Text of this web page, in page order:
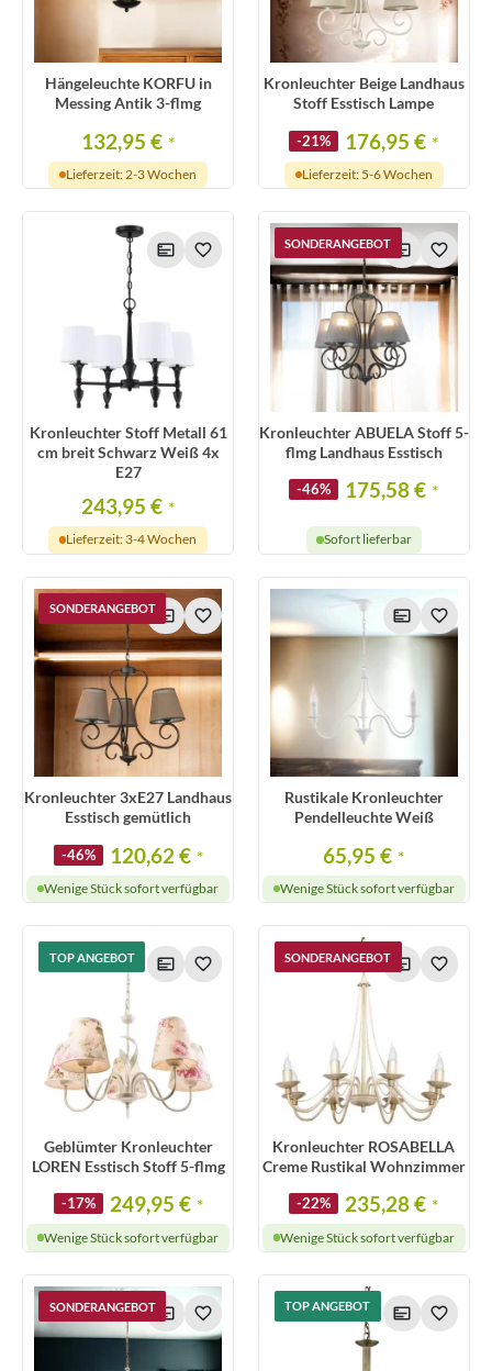
Hängeleuchte KORFU in
Messing Antik 3-flmg
132,95 € *
Lieferzeit: 2-3 Wochen
Kronleuchter Beige Landhaus
Stoff Esstisch Lampe
-21% 176,95 € *
Lieferzeit: 5-6 Wochen
Kronleuchter Stoff Metall 61
cm breit Schwarz Weiß 4x
E27
243,95 € *
Lieferzeit: 3-4 Wochen
SONDERANGEBOT
Kronleuchter ABUELA Stoff 5-
flmg Landhaus Esstisch
-46% 175,58 € *
Sofort lieferbar
SONDERANGEBOT
Kronleuchter 3xE27 Landhaus
Esstisch gemütlich
-46% 120,62 € *
Wenige Stück sofort verfügbar
Rustikale Kronleuchter
Pendelleuchte Weiß
65,95 € *
Wenige Stück sofort verfügbar
TOP ANGEBOT
Geblümter Kronleuchter
LOREN Esstisch Stoff 5-flmg
-17% 249,95 € *
Wenige Stück sofort verfügbar
SONDERANGEBOT
Kronleuchter ROSABELLA
Creme Rustikal Wohnzimmer
-22% 235,28 € *
Wenige Stück sofort verfügbar
SONDERANGEBOT TOP ANGEBOT